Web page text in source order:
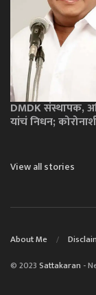
DMDK संस्थापक,
यांचं निधन;
View all stories
About Me
© 2023 Sattakaran -